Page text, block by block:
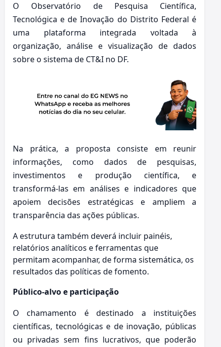
O Observatório de Pesquisa Científica,
Tecnológica e de Inovação do Distrito Federal é
uma plataforma integrada voltada à
organização, análise e visualização de dados
sobre o sistema de CT&I no DF.
Na prática, a proposta consiste em reunir
informações, como dados de pesquisas,
investimentos e produção científica, e
transformá-las em análises e indicadores que
apoiem decisões estratégicas e ampliem a
transparência das ações públicas.
A estrutura também deverá incluir painéis,
relatórios analíticos e ferramentas que
permitam acompanhar, de forma sistemática, os
resultados das políticas de fomento.
Público-alvo e participação
O chamamento é destinado a instituições
científicas, tecnológicas e de inovação, públicas
ou privadas sem fins lucrativos, que poderão